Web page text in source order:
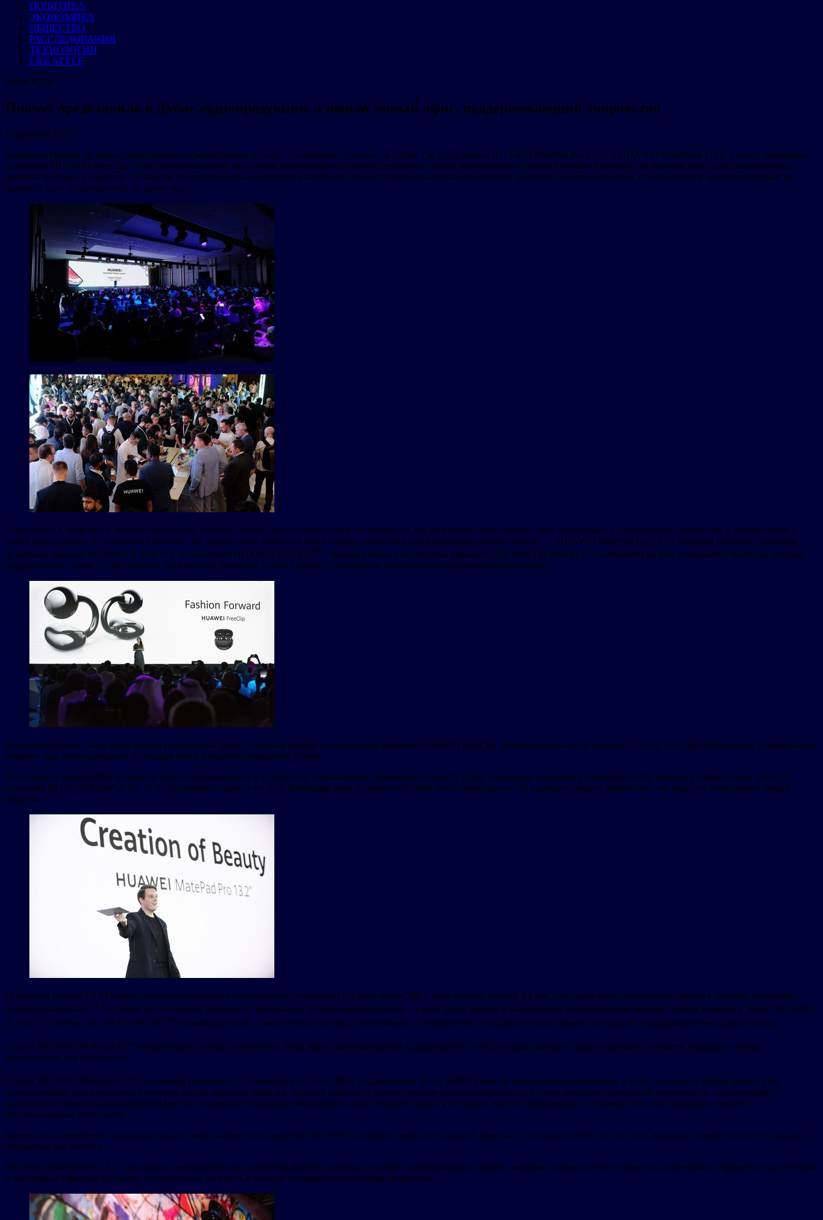
ПОЛИТИКА
ЭКОНОМИКА
ОБЩЕСТВО
РАССЛЕДОВАНИЯ
ТЕХНОЛОГИИ
LIFE STYLE
НОВОСТИ
Huawei представила в Дубае аудиопродукцию и новый умный офис, поддерживающий творчество
15 декабря 2023
Компания Huawei провела презентационное мероприятие на тему «Сотворение красоты» в Дубае, где представила HUAWEI MatePad Pro 13.2» и HUAWEI MateBook D 16, а также наушники-
вкладыши HUAWEI FreeClip. Этот последний запуск продуктов за пределами Китая последовал по стопам мероприятия «Fashion Forward» в октябре, на котором была представлена новая
линейка носимых устройств. Дубайская выставка показала намерения компании Huawei разрабатывать высококлассные продукты, сочетающие моду и технологии и ориентированные на
широкий круг пользователей по всему миру.
Стремление к творчеству является всеобщим, поэтому Huawei дает пользователям инструменты для раскрытия своего творческого потенциала с удивительной легкостью, в соответствии с
темой мероприятия «Сотворение красоты». На презентации компания Huawei представила еще один революционный планшет — HUAWEI MatePad Pro 13.2», который обладает стильным
дизайном, экраном HUAWEI X-True™ и технологией HUAWEI SOUNDTM . Новый планшет безупречно работает с HUAWEI M-Pencil (3-го поколения) на базе технологии NearLink, которая
поддерживает свыше 10 000 уровней определения давления, чтобы сделать безграничное творчество повседневной реальностью.
Компания Huawei также представила невиданный ранее стильный дизайн наушников-вкладышей HUAWEI FreeClip. Инновационная конструкция C-моста FreeClip обеспечивает оптимальный
комфорт при прослушивании благодаря своей воздухопроницаемой форме.
За последнее десятилетие планшеты Huawei превратились в устройства, повышающие производительность труда, способные выполнять широкий спектр офисных и творческих задач. В
планшете HUAWEI MatePad Pro 13.2» реализовано многое из того, благодаря чему планшеты Huawei такие уникальные. Он выводит процесс творчества «на ходу» на совершенно новый
уровень.
Огромный гибкий OLED-экран планшета помещен в тонкий корпус толщиной 5,5 мм и весом 580 г, окруженный рамкой 3,4 мм, благодаря чему соотношение экрана к корпусу составляет
поразительные 94%[1]. Это один из тончайших планшетов, которые когда-либо производились, с самой узкой рамкой и высочайшим соотношением площади экрана к корпусу. Экран HUAWEI
X-True™ и система HUAWEI SOUNDTM взаимодействуют с множеством полезных приложений и технологий, чтобы обеспечить полное погружение в аудиовизуальные развлечения.
Стилус HUAWEI M-Pencil (3-го поколения) на основе технологии NearLink и умная магнитная клавиатура HUAWEI, которые являются аксессуарами к планшету, открывают новые
возможности для творчества.
Стилус HUAWEI M-Pencil (3-го поколения) связывается с планшетом по NearLink и поддерживает более 10 000 уровней измерения надавливания, а также высокую степень реакции на
прикосновение при штриховке благодаря малой задержке NearLink, мощной защите от помех, точному позиционированию, а также высокой пропускной способности, параллелизму и
надежности. Функция цветозахвата MatePad’s позволяет пользователям выбирать цвет, который попался на глаза в другом приложении, и создавать что-либо непосредственно с
использованием этого цвета.
Кроме того, совершенно новая приставная умная магнитная клавиатура HUAWEI, которая оснащена сенсорной панелью с полным охватом, так что при желании планшет может выглядеть и
ощущаться как ноутбук.
HUAWEI MatePad Pro 13.2″ продолжает модельный ряд планшетов Huawei, который отличают захватывающий дизайн, мощные творческие инструменты, развлечения c эффектом присутствия
и мобильные офисные функции, позволяющие раскрыть в каждом пользователе источник творчества.